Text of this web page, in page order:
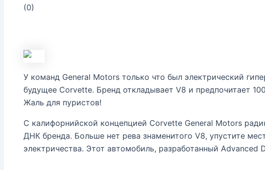
(0)
У команд General Motors только что был электрический
будущее Corvette. Бренд откладывает V8 и предпочитает
Жаль для пуристов!
С калифорнийской концепцией Corvette General Motors
ДНК бренда. Больше нет рева знаменитого V8, упустите
электричества. Этот автомобиль, разработанный Advanced